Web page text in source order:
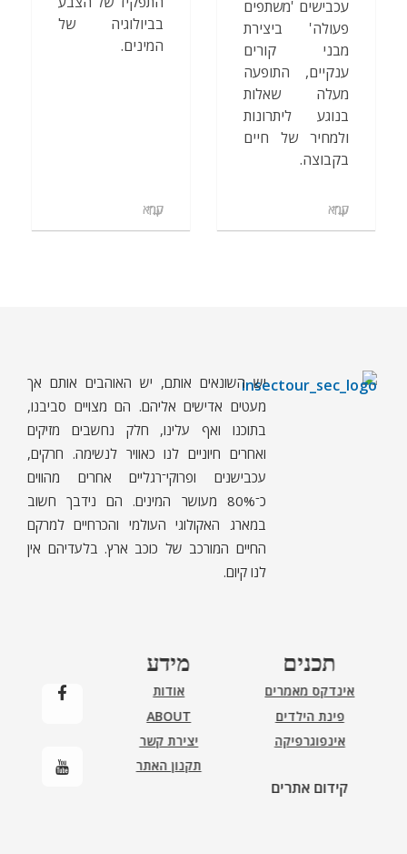
בביולוגיה של
המינים.
קרא עוד
עכבישים 'משתפים
פעולה' ביצירת
מבני קורים
ענקיים, התופעה
מעלה שאלות
בנוגע ליתרונות
ולמחיר של חיים
בקבוצה.
קרא עוד
ח
רקים - עולם קטן בגדול
חרקים, עכבישים ופרוקי רגליים בישראל. מאות מאמרים בנושאי טבע, אקולוגיה, ביולוגיה ויחסי אדם-חרקים. הפעלות ומשחקים לילדים,
יש השונאים אותם, יש האוהבים אותם אך
מעטים אדישים אליהם. הם מצויים סביבנו,
בתוכנו ואף עלינו, חלק נחשבים מזיקים
ואחרים חיוניים לנו כאוויר לנשימה. חרקים,
עכבישנים ופרוקי־רגליים אחרים מהווים
כ־80% מעושר המינים. הם נידבך חשוב
במארג האקולוגי העולמי והכרחיים למרקם
החיים המורכב של כוכב ארץ. בלעדיהם אין
לנו קיום.
תכנים
אינדקס מאמרים
פינת הילדים
אינפוגרפיקה
קידום אתרים
מידע
אודות
ABOUT
יצירת קשר
תקנון האתר